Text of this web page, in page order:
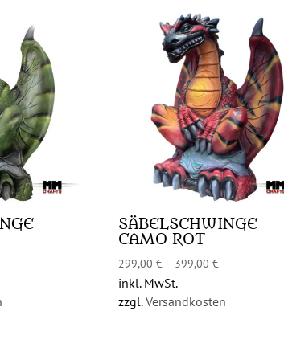
SÄBELSCHWINGE
CAMO ROT
299,00€ – 399,00€
inkl. MwSt.
zzgl.Versandkosten